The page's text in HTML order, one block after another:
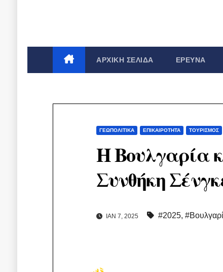
ΑΡΧΙΚΉ ΣΕΛΊΔΑ ΈΡΕΥΝΑ
ΓΕΩΠΟΛΙΤΙΚΆ ΕΠΙΚΑΙΡΌΤΗΤΑ ΤΟΥΡΙΣΜΌΣ
Η Βουλγαρία
Συνθήκη
ΙΑΝ 7, 2025 #2025,